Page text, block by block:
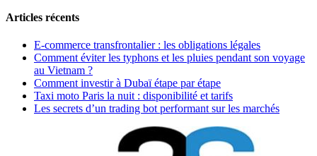
Articles récents
E-commerce transfrontalier : les obligations légales
Comment éviter les typhons et les pluies pendant son voyage
au Vietnam ?
Comment investir à Dubaï étape par étape
Taxi moto Paris la nuit : disponibilité et tarifs
Les secrets d’un trading bot performant sur les marchés